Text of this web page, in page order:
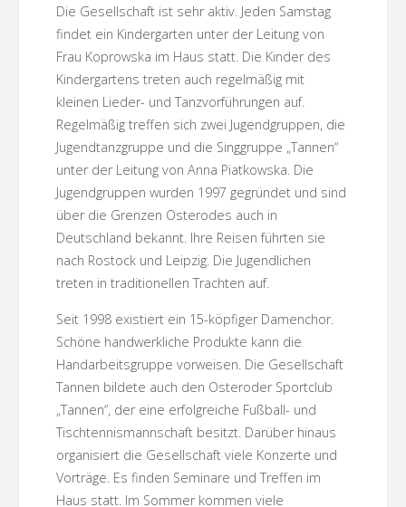
Die Gesellschaft ist sehr aktiv. Jeden Samstag
findet ein Kindergarten unter der Leitung von
Frau Koprowska im Haus statt. Die Kinder des
Kindergartens treten auch regelmäßig mit
kleinen Lieder- und Tanzvorführungen auf.
Regelmäßig treffen sich zwei Jugendgruppen, die
Jugendtanzgruppe und die Singgruppe „Tannen“
unter der Leitung von Anna Piatkowska. Die
Jugendgruppen wurden 1997 gegründet und sind
über die Grenzen Osterodes auch in
Deutschland bekannt. Ihre Reisen führten sie
nach Rostock und Leipzig. Die Jugendlichen
treten in traditionellen Trachten auf.
Seit 1998 existiert ein 15-köpfiger Damenchor.
Schöne handwerkliche Produkte kann die
Handarbeitsgruppe vorweisen. Die Gesellschaft
Tannen bildete auch den Osteroder Sportclub
„Tannen“, der eine erfolgreiche Fußball- und
Tischtennismannschaft besitzt. Darüber hinaus
organisiert die Gesellschaft viele Konzerte und
Vorträge. Es finden Seminare und Treffen im
Haus statt. Im Sommer kommen viele